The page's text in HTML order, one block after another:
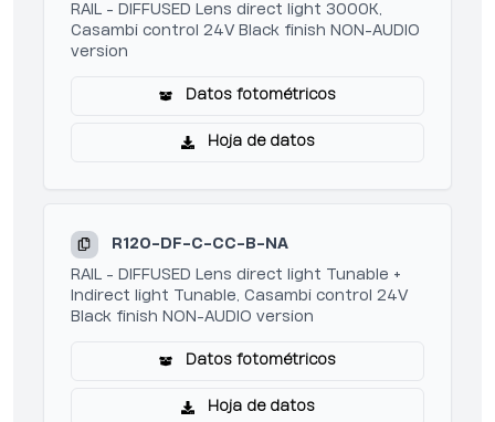
RAIL - DIFFUSED Lens direct light 3000K,
Casambi control 24V Black finish NON-AUDIO
version
Datos fotométricos
Hoja de datos
R120-DF-C-CC-B-NA
RAIL - DIFFUSED Lens direct light Tunable +
Indirect light Tunable, Casambi control 24V
Black finish NON-AUDIO version
Datos fotométricos
Hoja de datos